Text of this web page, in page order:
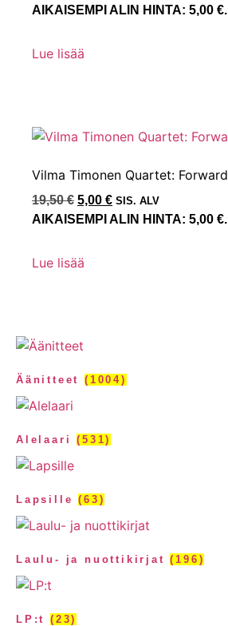
AIKAISEMPI ALIN HINTA: 5,00 €.
Lue lisää
Vilma Timonen Quartet: Forward
19,50€ 5,00 € SIS. ALV
AIKAISEMPI ALIN HINTA: 5,00 €.
Lue lisää
Äänitteet(1004)
Alelaari(531)
Lapsille(63)
Laulu- ja nuottikirjat(196)
LP:t (23)